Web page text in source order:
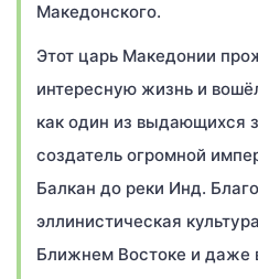
Македонского.
Этот царь Македонии
интересную жизнь и
как один из выдающихся
создатель огромной
Балкан до реки Инд.
эллинистическая
Ближнем Востоке и даже